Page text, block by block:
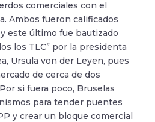
comerciales con el
Ambos fueron calificados
este último fue bautizado
los TLC” por la presidenta
Ursula von der Leyen, pues
de cerca de dos
si fuera poco, Bruselas
para tender puentes
y crear un bloque comercial